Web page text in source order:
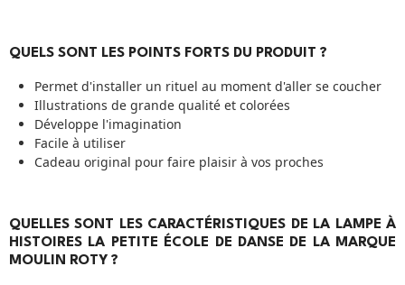
QUELS SONT LES POINTS FORTS DU PRODUIT ?
Permet d'installer un rituel au moment d'aller se coucher
Illustrations de grande qualité et colorées
Développe l'imagination
Facile à utiliser
Cadeau original pour faire plaisir à vos proches
QUELLES SONT LES CARACTÉRISTIQUES DE LA LAMPE À
HISTOIRES LA PETITE ÉCOLE DE DANSE DE LA MARQUE
MOULIN ROTY ?